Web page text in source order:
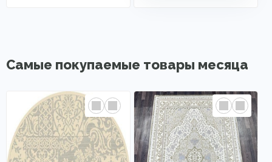
Самые покупаемые товары месяца